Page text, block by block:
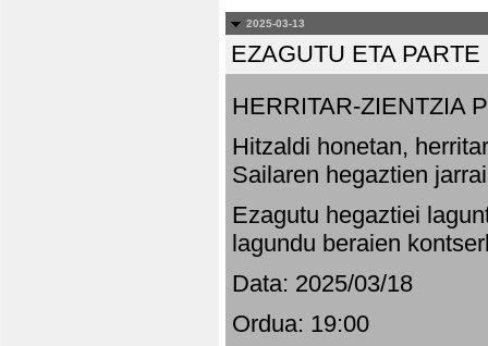
2025-03-13
EZAGUTU ETA
HERRITAR-ZIENTZIA
Hitzaldi honetan,
Sailaren hegaztien
Ezagutu hegaztiei
lagundu beraien
Data: 2025/03/18
Ordua: 19:00